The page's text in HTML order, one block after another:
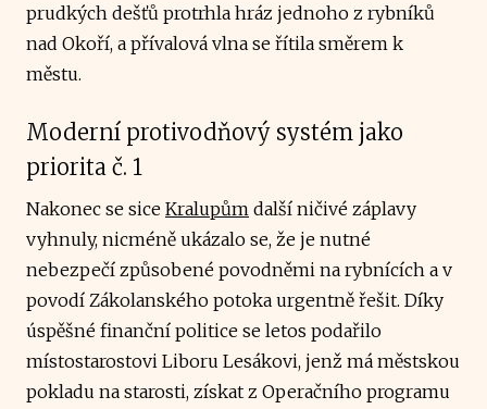
prudkých dešťů protrhla hráz jednoho z rybníků
nad Okoří, a přívalová vlna se řítila směrem k
městu.
Moderní protivodňový systém jako
priorita č. 1
Nakonec se sice Kralupům další ničivé záplavy
vyhnuly, nicméně ukázalo se, že je nutné
nebezpečí způsobené povodněmi na rybnících a v
povodí Zákolanského potoka urgentně řešit. Díky
úspěšné finanční politice se letos podařilo
místostarostovi Liboru Lesákovi, jenž má městskou
pokladu na starosti, získat z Operačního programu